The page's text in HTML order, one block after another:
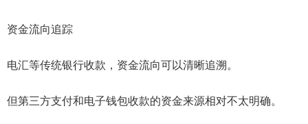
资金流向追踪
电汇等传统银行收款，资金流向可以清晰追溯。
但第三方支付和电子钱包收款的资金来源相对不太明确。